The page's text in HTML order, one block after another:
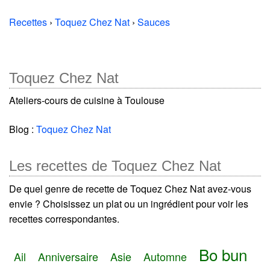
Recettes › Toquez Chez Nat › Sauces
Toquez Chez Nat
Ateliers-cours de cuisine à Toulouse
Blog : Toquez Chez Nat
Les recettes de Toquez Chez Nat
De quel genre de recette de Toquez Chez Nat avez-vous
envie ? Choisissez un plat ou un ingrédient pour voir les
recettes correspondantes.
Ail Anniversaire Asie Automne Bo bun